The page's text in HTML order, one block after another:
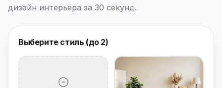
дизайн интерьера за 30 секунд.
Выберите стиль (до 2)